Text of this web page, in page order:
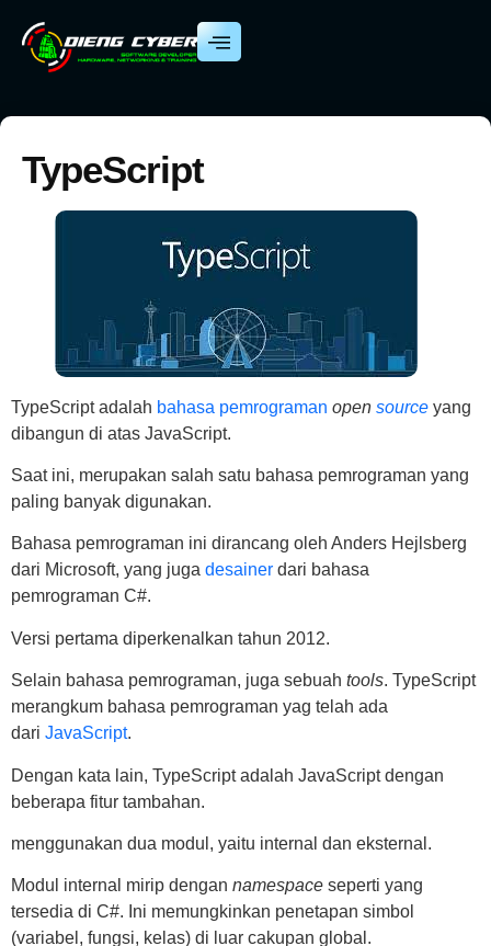
TypeScript
TypeScript adalah bahasa pemrograman open source yang
dibangun di atas JavaScript.
Saat ini, merupakan salah satu bahasa pemrograman yang
paling banyak digunakan.
Bahasa pemrograman ini dirancang oleh Anders Hejlsberg
dari Microsoft, yang juga desainer dari bahasa
pemrograman C#.
Versi pertama diperkenalkan tahun 2012.
Selain bahasa pemrograman, juga sebuah tools. TypeScript
merangkum bahasa pemrograman yag telah ada
dari JavaScript.
Dengan kata lain, TypeScript adalah JavaScript dengan
beberapa fitur tambahan.
menggunakan dua modul, yaitu internal dan eksternal.
Modul internal mirip dengan namespace seperti yang
tersedia di C#. Ini memungkinkan penetapan simbol
(variabel, fungsi, kelas) di luar cakupan global.